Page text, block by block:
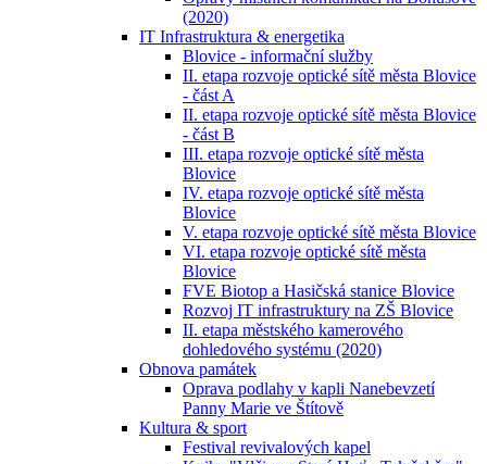
(2020)
IT Infrastruktura & energetika
Blovice - informační služby
II. etapa rozvoje optické sítě města Blovice
- část A
II. etapa rozvoje optické sítě města Blovice
- část B
III. etapa rozvoje optické sítě města
Blovice
IV. etapa rozvoje optické sítě města
Blovice
V. etapa rozvoje optické sítě města Blovice
VI. etapa rozvoje optické sítě města
Blovice
FVE Biotop a Hasičská stanice Blovice
Rozvoj IT infrastruktury na ZŠ Blovice
II. etapa městského kamerového
dohledového systému (2020)
Obnova památek
Oprava podlahy v kapli Nanebevzetí
Panny Marie ve Štítově
Kultura & sport
Festival revivalových kapel